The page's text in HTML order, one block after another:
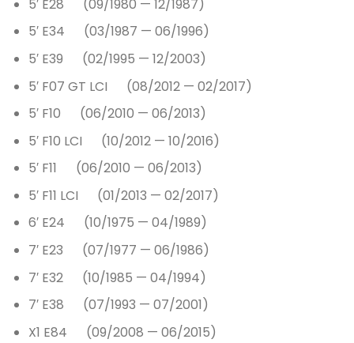
5′ E28 (09/1980 — 12/1987)
5′ E34 (03/1987 — 06/1996)
5′ E39 (02/1995 — 12/2003)
5′ F07 GT LCI (08/2012 — 02/2017)
5′ F10 (06/2010 — 06/2013)
5′ F10 LCI (10/2012 — 10/2016)
5′ F11 (06/2010 — 06/2013)
5′ F11 LCI (01/2013 — 02/2017)
6′ E24 (10/1975 — 04/1989)
7′ E23 (07/1977 — 06/1986)
7′ E32 (10/1985 — 04/1994)
7′ E38 (07/1993 — 07/2001)
X1 E84 (09/2008 — 06/2015)